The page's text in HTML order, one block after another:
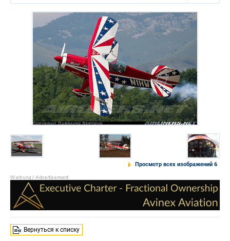
Просмотр всех изображений 6
Вернуться к списку